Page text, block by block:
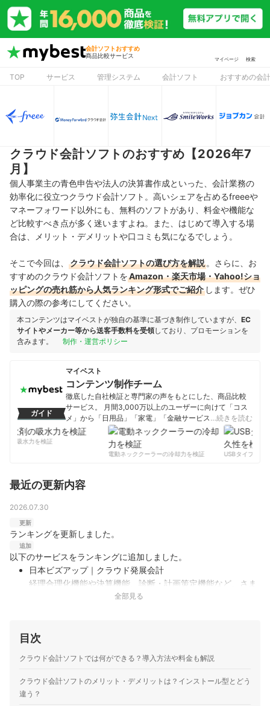
会計ソフトおすすめ
商品比較サービス
マイページ 検索
TOP サービス 管理システム 会計ソフト おすすめの会
クラウド会計ソフトのおすすめ【2026年7
月】
個人事業主の青色申告や法人の決算書作成といった、会計業務の
効率化に役立つクラウド会計ソフト。高いシェアを占めるfreeeや
マネーフォワード以外にも、無料のソフトがあり、料金や機能な
ど比較すべき点が多く迷いますよね。
また、はじめて導入する場
合は、メリット・デメリットや口コミも気になるでしょう。
そこで今回は、 クラウド会計ソフトの選び方を解説 。さらに、お
すすめのクラウド会計ソフトをAmazon・楽天市場・Yahoo!ショ
ッピングの売れ筋から人気ランキング形式でご紹介 します。ぜひ
購入の際の参考にしてください。
本コンテンツはマイベストが独自の基準に基づき制作していますが、 EC
サイトやメーカー等から送客手数料を受領しており、プロモーションを
含みます。
制作・運営ポリシー
ガイド
マイベスト
コンテンツ制作チーム
徹底した自社検証と専門家の声をもとにした、商品比較
サービス。 月間3,000万以上のユーザーに向けて「コス
メ」から「日用品」「家電」「金融サービス」まで、ベ
ストな商品を選んでもらうために、毎日コンテンツを制
コンテンツ制作チームのプロフィール
…続きを読む
の吸水力を検証
電動ネッククーラーの冷却力を検証
USBタイプCケー
最近の更新内容
2026.07.30
更新
ランキングを更新しました。
追加
以下のサービスをランキングに追加しました。
日本ビズアップ｜クラウド発展会計
経理合理化機能や決算機能、診断・計画策定機能など、さま
ざまな業種に対応できる機能が満載。複数拠点からの入力・
ほとんどの機能が使えるため、導…
ークス
スマイルワークスは2008年10月にサービスを開始したバッ
クオフィスの電子化・自動化（DX化）を実現するサービス。
全部見る
目次
クラウド会計ソフトでは何ができる？導入方法や料金も解説
クラウド会計ソフトのメリット・デメリットは？インストール型とどう
違う？